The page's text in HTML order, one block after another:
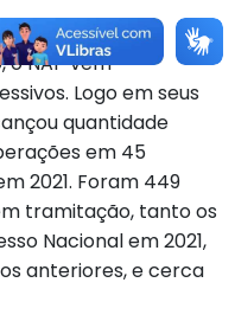
o NAP vem
Logo em seus
quantidade
em 45
2021. Foram 449
tramitação, tanto os
Nacional em 2021,
anteriores, e cerca